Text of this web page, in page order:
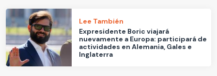
Lee También
Expresidente Boric viajará
nuevamente a Europa: participará de
actividades en Alemania, Gales e
Inglaterra